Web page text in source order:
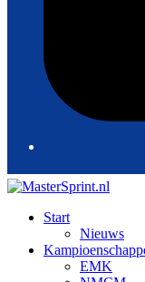
Start
Nieuws
EMK